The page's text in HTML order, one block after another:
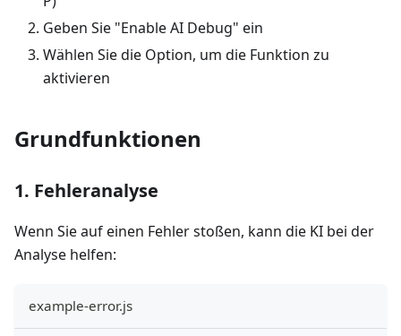
Geben Sie "Enable AI Debug" ein
Wählen Sie die Option, um die Funktion zu
aktivieren
Grundfunktionen
1. Fehleranalyse
Wenn Sie auf einen Fehler stoßen, kann die KI bei der
Analyse helfen:
example-error.js